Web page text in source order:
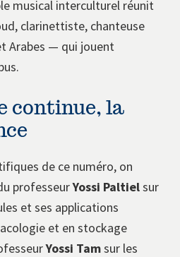
musical interculturel réunit
clarinettiste, chanteuse
Arabes — qui jouent
continue, la
de ce numéro, on
professeurYossi Paltielsur
et ses applications
et en stockage
Yossi Tamsur les